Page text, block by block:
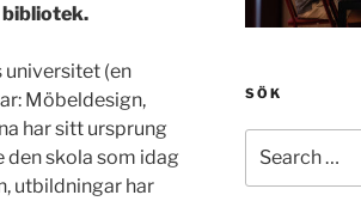
universitet (en
Möbeldesign,
har sitt ursprung
skola som idag
utbildningar har
SÖK
for: